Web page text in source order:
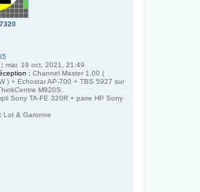
mar. 19 oct. 2021, 21:49
: Channel Master 1.00 (
) + Echostar AP-700 + TBS 5927 sur
M920S.
Sony TA-FE 320R + paire HP Sony
Lot & Garonne